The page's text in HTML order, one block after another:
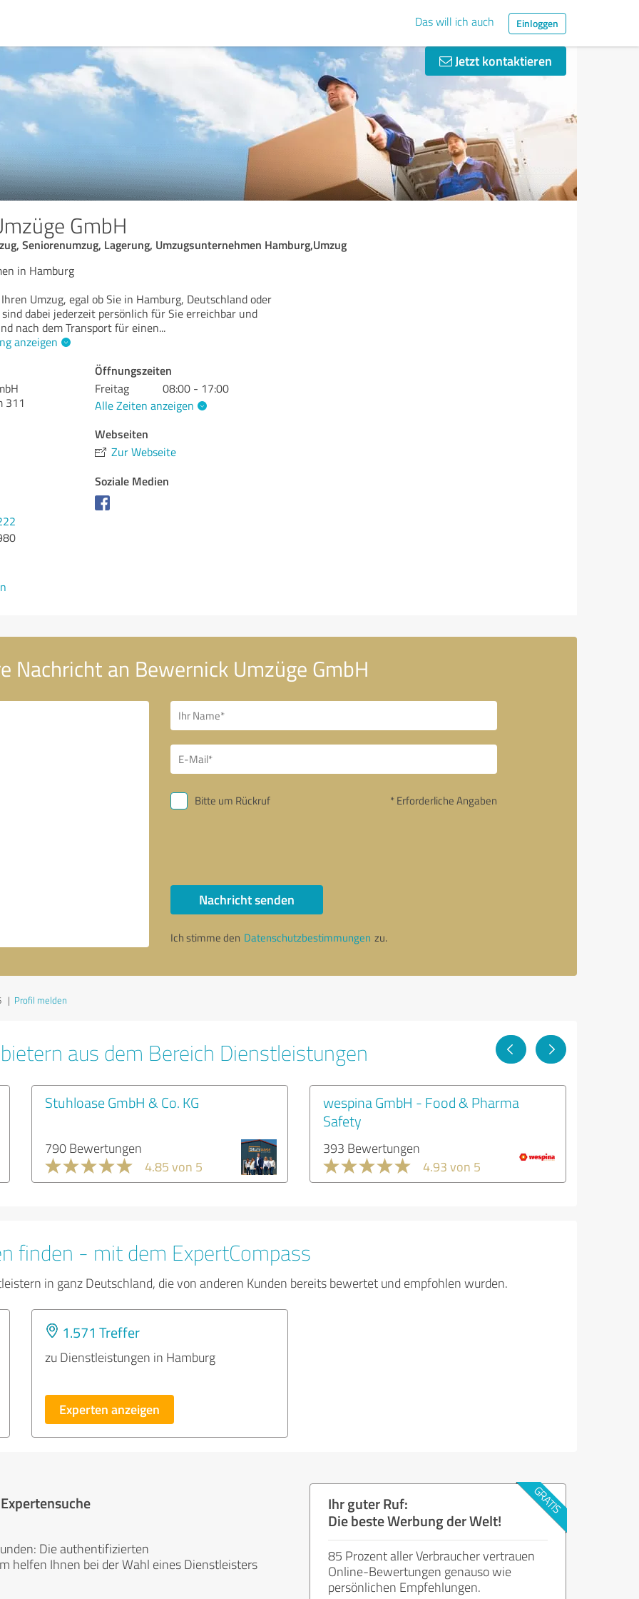
Das will ich auch Einloggen
Jetzt kontaktieren
GmbH
Seniorenumzug, Lagerung, Umzugsunternehmen Hamburg,Umzug
in Hamburg
Umzug, egal ob Sie in Hamburg, Deutschland oder
dabei jederzeit persönlich für Sie erreichbar und
nach dem Transport für einen...
anzeigen
311
Öffnungszeiten
Freitag
08:00 - 17:00
Alle Zeiten anzeigen
Webseiten
Zur Webseite
Soziale Medien
Nachricht an Bewernick Umzüge GmbH
Bitte um Rückruf * Erforderliche Angaben
Nachricht senden
Ich stimme den Datenschutzbestimmungen zu.
| Profil melden
aus dem Bereich Dienstleistungen
Stuhloase GmbH & Co. KG
790 Bewertungen
4.85 von 5
wespina GmbH - Food & Pharma
Safety
393 Bewertungen
4.93 von 5
finden - mit dem ExpertCompass
in ganz Deutschland, die von anderen Kunden bereits bewertet und empfohlen wurden.
1.571 Treffer
zu Dienstleistungen in Hamburg
Experten anzeigen
Die authentifizierten
helfen Ihnen bei der Wahl eines Dienstleisters
Ihr guter Ruf:
Die beste Werbung der Welt!
85 Prozent aller Verbraucher vertrauen
Online-Bewertungen genauso wie
persönlichen Empfehlungen.